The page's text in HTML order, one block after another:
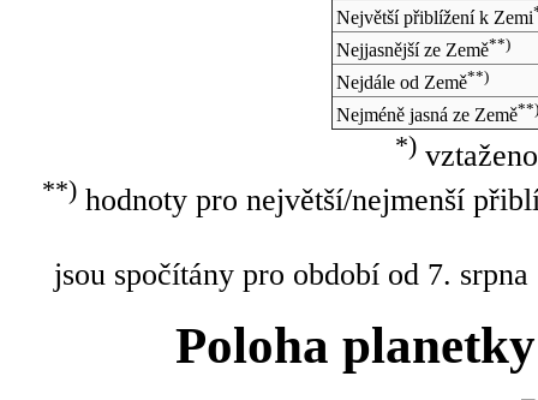
Největší přiblížení k Zemi
Nejjasnější ze Země**)
Nejdále od Země**)
Nejméně jasná ze Země**)
*)
**)hodnoty pro největší/nejmenší
jsou spočítány pro období od 7.
Poloha